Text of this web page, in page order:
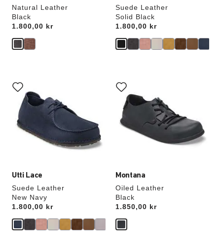
Natural Leather
Black
Price:
1.800,00 kr
Suede Leather
Solid Black
Price:
1.800,00 kr
Utti Lace
Suede Leather
New Navy
Price:
1.800,00 kr
med
provfärger
kommer
uppdatera
produktbilden
Montana
Oiled Leather
Black
Price:
1.850,00 kr
med
provfärger
kommer
uppdatera
produktbilden